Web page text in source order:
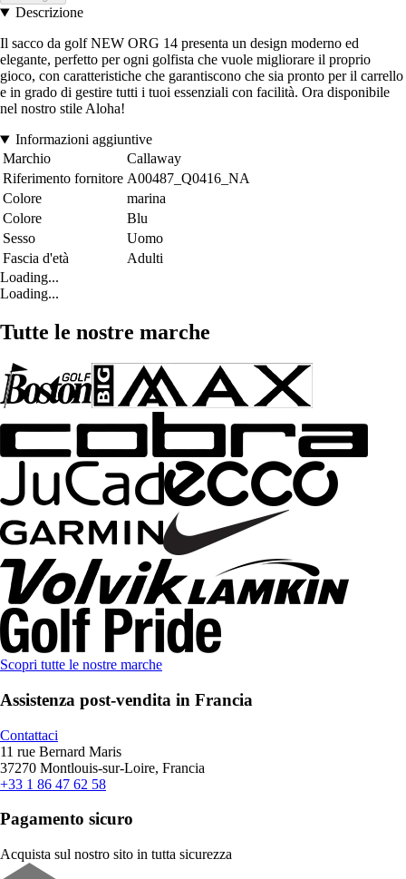
Descrizione
Il sacco da golf NEW ORG 14 presenta un design moderno ed
elegante, perfetto per ogni golfista che vuole migliorare il proprio
gioco, con caratteristiche che garantiscono che sia pronto per il carrello
e in grado di gestire tutti i tuoi essenziali con facilità. Ora disponibile
nel nostro stile Aloha!
Informazioni aggiuntive
Marchio
Callaway
Riferimento fornitore A00487_Q0416_NA
Colore
marina
Colore
Blu
Sesso
Uomo
Fascia d'età
Adulti
Loading...
Loading...
Tutte le nostre marche
Scopri tutte le nostre marche
Assistenza post-vendita in Francia
Contattaci
11 rue Bernard Maris
37270 Montlouis-sur-Loire, Francia
+33 1 86 47 62 58
Pagamento sicuro
Acquista sul nostro sito in tutta sicurezza